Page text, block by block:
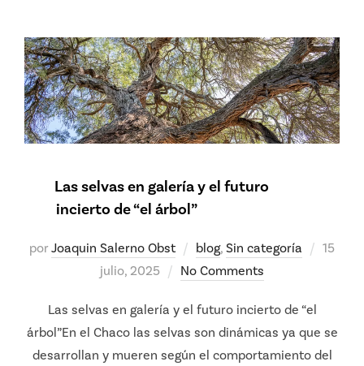
Las selvas en galería y el futuro
incierto de “el árbol”
porJoaquin Salerno Obst blog, Sin categoría
Posted
15
julio, 2025
No Comments
Las selvas en galería y el futuro incierto de “el
árbol”En el Chaco las selvas son dinámicas ya que se
desarrollan y mueren según el comportamiento del